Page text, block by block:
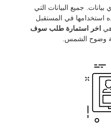
جميع البيانات التي
استخدامها في المستقبل
اخر استمارة طلب سوف
وضوح الشمس.